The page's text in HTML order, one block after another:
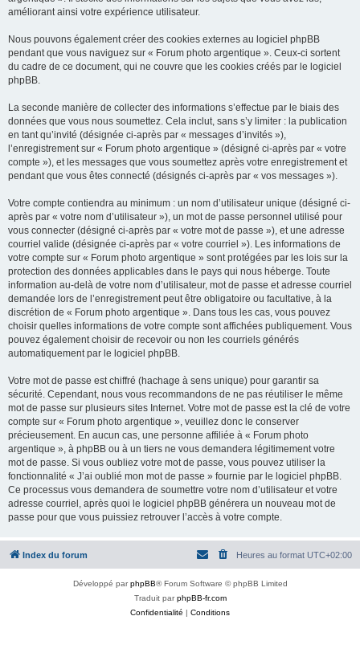
améliorant ainsi votre expérience utilisateur.
Nous pouvons également créer des cookies externes au logiciel phpBB
pendant que vous naviguez sur « Forum photo argentique ». Ceux-ci sortent
du cadre de ce document, qui ne couvre que les cookies créés par le logiciel
phpBB.
La seconde manière de collecter des informations s’effectue par le biais des
données que vous nous soumettez. Cela inclut, sans s’y limiter : la publication
en tant qu’invité (désignée ci-après par « messages d’invités »),
l’enregistrement sur « Forum photo argentique » (désigné ci-après par « votre
compte »), et les messages que vous soumettez après votre enregistrement et
pendant que vous êtes connecté (désignés ci-après par « vos messages »).
Votre compte contiendra au minimum : un nom d’utilisateur unique (désigné ci-
après par « votre nom d’utilisateur »), un mot de passe personnel utilisé pour
vous connecter (désigné ci-après par « votre mot de passe »), et une adresse
courriel valide (désignée ci-après par « votre courriel »). Les informations de
votre compte sur « Forum photo argentique » sont protégées par les lois sur la
protection des données applicables dans le pays qui nous héberge. Toute
information au-delà de votre nom d’utilisateur, mot de passe et adresse courriel
demandée lors de l’enregistrement peut être obligatoire ou facultative, à la
discrétion de « Forum photo argentique ». Dans tous les cas, vous pouvez
choisir quelles informations de votre compte sont affichées publiquement. Vous
pouvez également choisir de recevoir ou non les courriels générés
automatiquement par le logiciel phpBB.
Votre mot de passe est chiffré (hachage à sens unique) pour garantir sa
sécurité. Cependant, nous vous recommandons de ne pas réutiliser le même
mot de passe sur plusieurs sites Internet. Votre mot de passe est la clé de votre
compte sur « Forum photo argentique », veuillez donc le conserver
précieusement. En aucun cas, une personne affiliée à « Forum photo
argentique », à phpBB ou à un tiers ne vous demandera légitimement votre
mot de passe. Si vous oubliez votre mot de passe, vous pouvez utiliser la
fonctionnalité « J’ai oublié mon mot de passe » fournie par le logiciel phpBB.
Ce processus vous demandera de soumettre votre nom d’utilisateur et votre
adresse courriel, après quoi le logiciel phpBB générera un nouveau mot de
passe pour que vous puissiez retrouver l’accès à votre compte.
Index du forum Heures au format UTC+02:00
Développé parphpBB® Forum Software © phpBB Limited
Traduit parphpBB-fr.com
Confidentialité | Conditions